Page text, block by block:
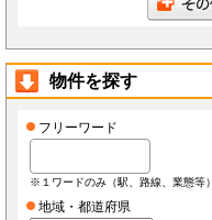
物件を探す
フリーワード
※１ワードのみ（駅、路線、業態等）
地域・都道府県